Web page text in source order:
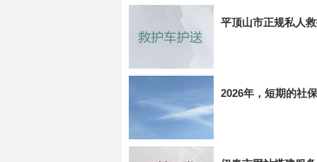
平顶山市正规私人
2026年，短期的社